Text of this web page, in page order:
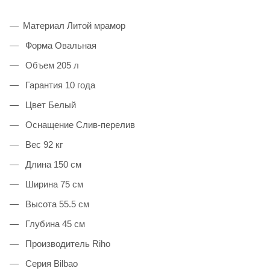
Материал Литой мрамор
Форма Овальная
Объем 205 л
Гарантия 10 года
Цвет Белый
Оснащение Слив-перелив
Вес 92 кг
Длина 150 см
Ширина 75 см
Высота 55.5 см
Глубина 45 см
Производитель Riho
Серия Bilbao